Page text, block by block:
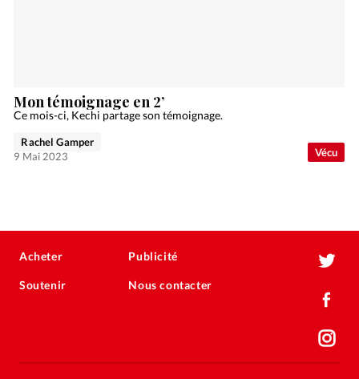
Vécu
Mon témoignage en 2’
Ce mois-ci, Kechi partage son témoignage.
Rachel Gamper
9 Mai 2023
Acheter
Soutenir
Publicité
Nous contacter